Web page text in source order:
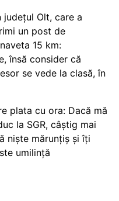
județul Olt, care a
un post de
15 km:
însă consider că
se vede la clasă, în
plata cu ora: Dacă mă
la SGR, câștig mai
niște mărunțiș și îți
umilință